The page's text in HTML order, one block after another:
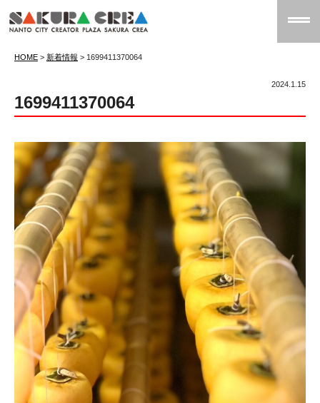
HOME > 新着情報 > 1699411370064
2024.1.15
1699411370064